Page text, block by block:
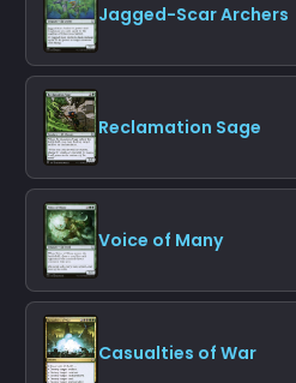
Jagged-Scar Archers
Reclamation Sage
Voice of Many
Casualties of War